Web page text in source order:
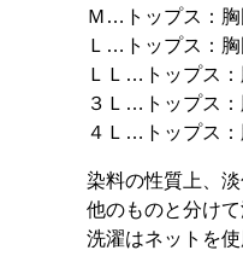
Ｍ…トップス：
Ｌ…トップス：
ＬＬ…トップス
３Ｌ…トップス
４Ｌ…トップス
染料の性質上、
他のものと分けて
洗濯はネットを使